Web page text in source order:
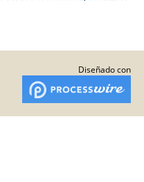
Diseñado con